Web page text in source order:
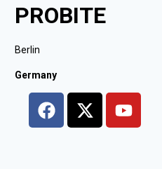
PROBITE
Berlin
Germany